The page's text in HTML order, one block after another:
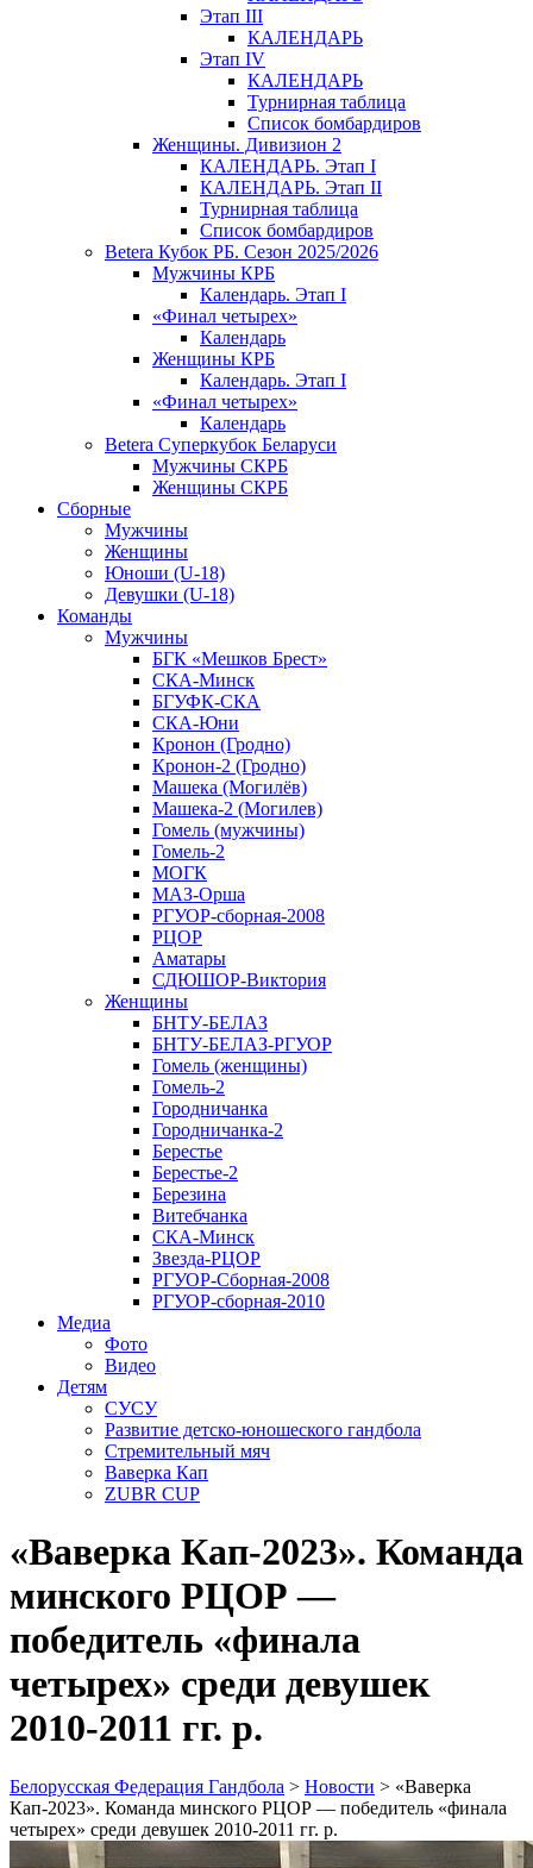
Этап III
КАЛЕНДАРЬ
Этап IV
КАЛЕНДАРЬ
Турнирная таблица
Список бомбардиров
Женщины. Дивизион 2
КАЛЕНДАРЬ. Этап I
КАЛЕНДАРЬ. Этап II
Турнирная таблица
Список бомбардиров
Betera Кубок РБ. Сезон 2025/2026
Мужчины КРБ
Календарь. Этап I
«Финал четырех»
Календарь
Женщины КРБ
Календарь. Этап I
«Финал четырех»
Календарь
Betera Суперкубок Беларуси
Мужчины СКРБ
Женщины СКРБ
Сборные
Мужчины
Женщины
Юноши (U-18)
Девушки (U-18)
Команды
Мужчины
БГК «Мешков Брест»
СКА-Минск
БГУФК-СКА
СКА-Юни
Кронон (Гродно)
Кронон-2 (Гродно)
Машека (Могилёв)
Машека-2 (Могилев)
Гомель (мужчины)
Гомель-2
МОГК
МАЗ-Орша
РГУОР-сборная-2008
РЦОР
Аматары
СДЮШОР-Виктория
Женщины
БНТУ-БЕЛАЗ
БНТУ-БЕЛАЗ-РГУОР
Гомель (женщины)
Гомель-2
Городничанка
Городничанка-2
Берестье
Берестье-2
Березина
Витебчанка
СКА-Минск
Звезда-РЦОР
РГУОР-Сборная-2008
РГУОР-сборная-2010
Медиа
Фото
Видео
Детям
СУСУ
Развитие детско-юношеского гандбола
Стремительный мяч
Ваверка Кап
ZUBR CUP
«Ваверка Кап-2023». Команда
минского РЦОР —
победитель «финала
четырех» среди девушек
2010-2011 гг. р.
Белорусская Федерация Гандбола > Новости > «Ваверка
Кап-2023». Команда минского РЦОР — победитель «финала
четырех» среди девушек 2010-2011 гг. р.